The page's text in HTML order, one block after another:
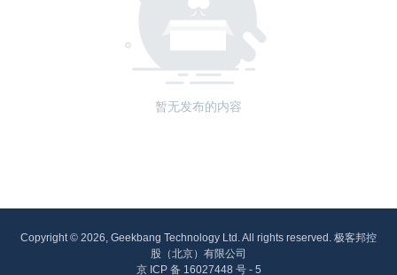
暂无发布的内容
Copyright © 2026, Geekbang Technology Ltd. All rights reserved. 极客邦控
股（北京）有限公司
京 ICP 备 16027448 号 - 5